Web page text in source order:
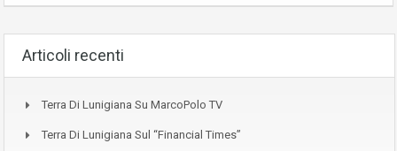
Articoli recenti
Terra Di Lunigiana Su MarcoPolo TV
Terra Di Lunigiana Sul “Financial Times”